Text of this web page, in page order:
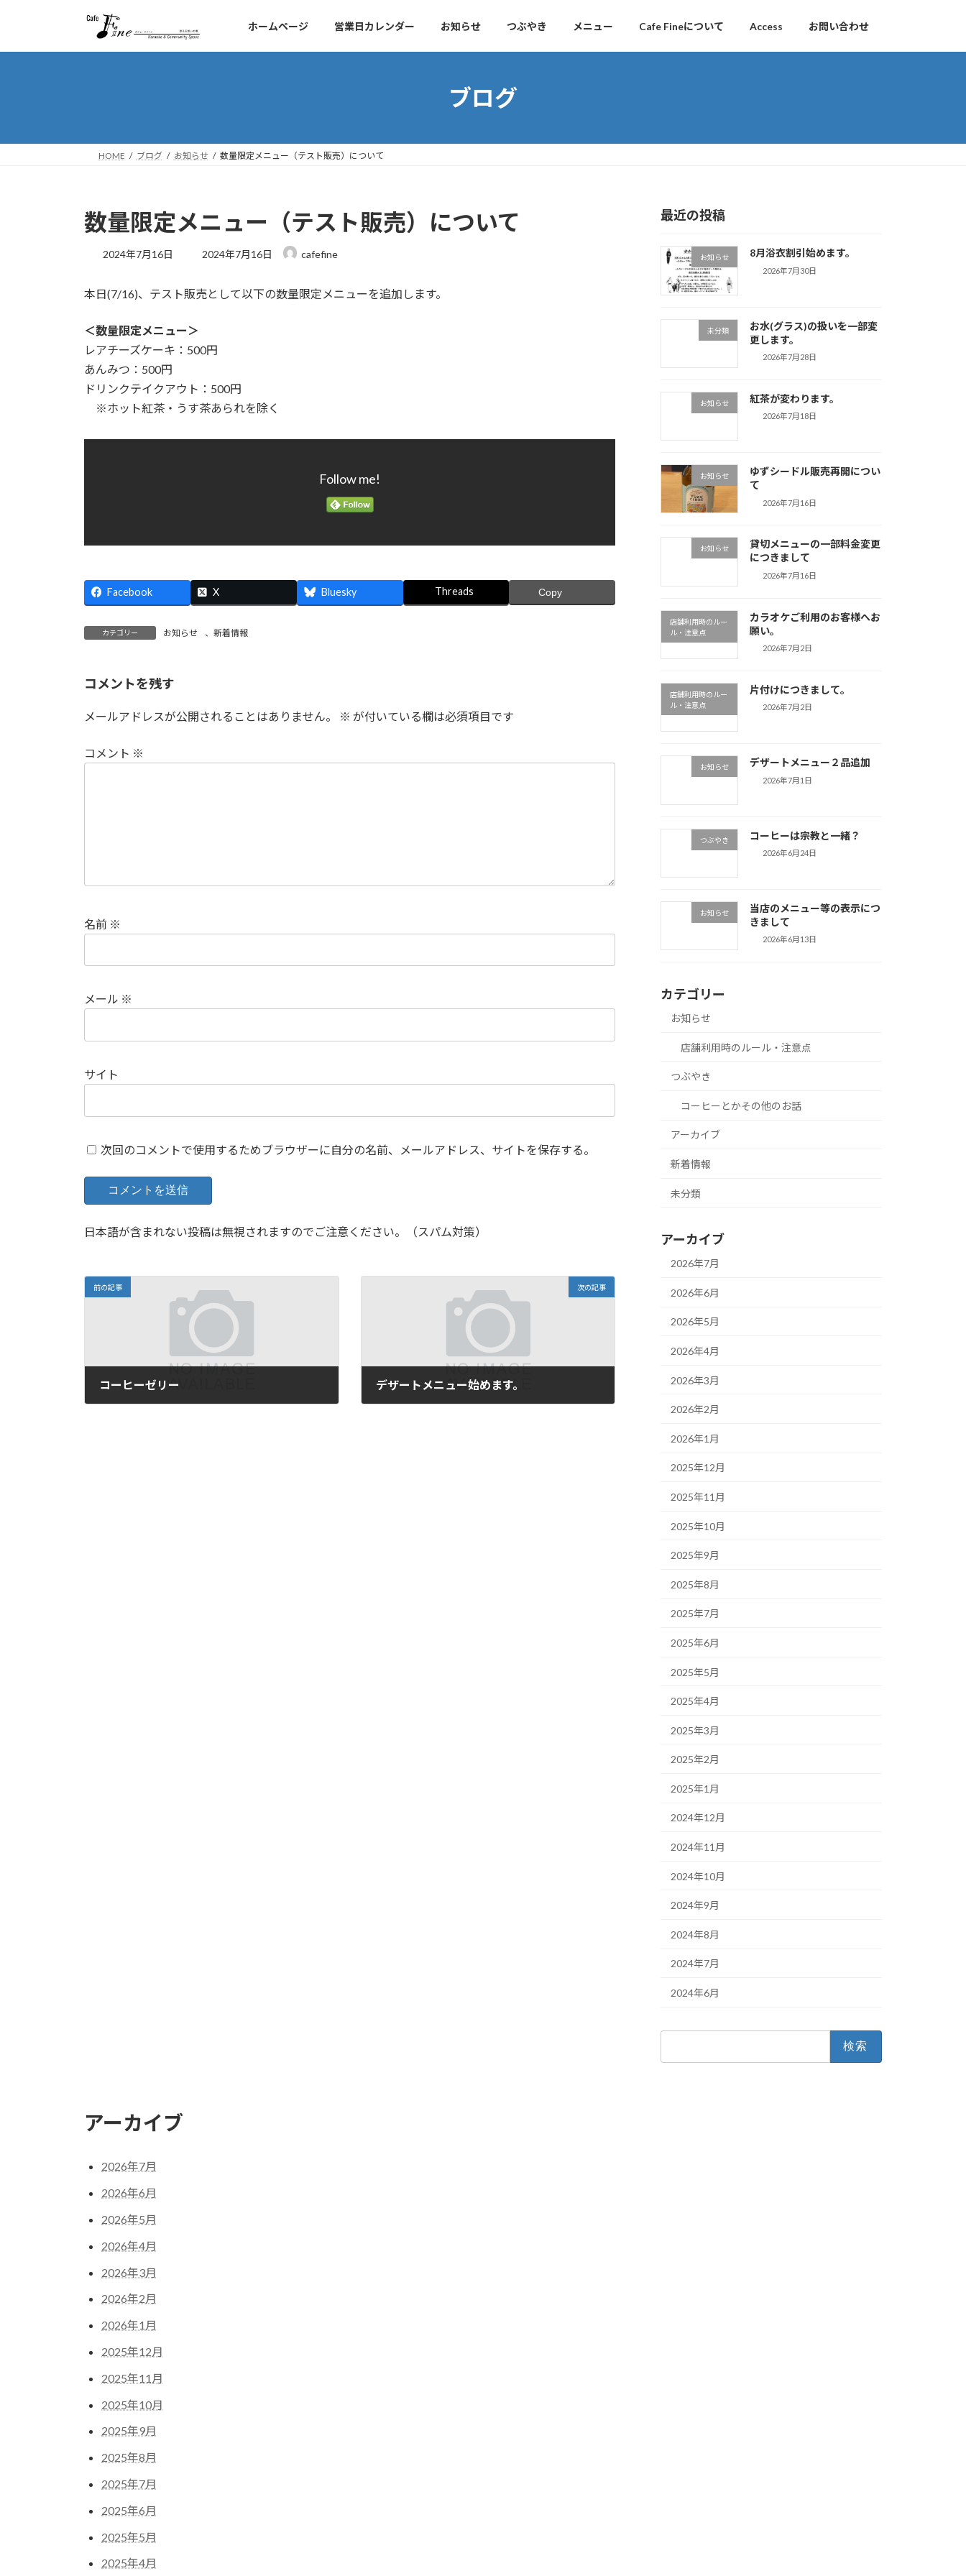
ッ
移
ホームページ 営業日カレンダー お知らせ つぶやき メニュー Cafe Fineについて Access お問い合わせ
ブログ
HOME ブログ お知らせ 数量限定メニュー（テスト販売）について
数量限定メニュー（テスト販売）について
2024年7月16日
最
新
2024年7月16日 cafefine
本日(7/16)、テスト販売として以下の数量限定メニューを追加します。
＜数量限定メニュー＞
レアチーズケーキ：500円
あんみつ：500円
ドリンクテイクアウト：500円
※ホット紅茶・うす茶あられを除く
Follow me!
Facebook X Bluesky Threads Copy
カテゴリー お知らせ 、 新着情報
コメントを残す
メールアドレスが公開されることはありません。 ※ が付いている欄は必須項目です
コメント ※
名前 ※
メール ※
サイト
次回のコメントで使用するためブラウザーに自分の名前、メールアドレス、サイトを保存する。
日本語が含まれない投稿は無視されますのでご注意ください。（スパム対策）
前の記事
コーヒーゼリー
次の記事
デザートメニュー始めます。
最近の投稿
お知らせ 8月浴衣割引始めます。
2026年7月30日
未分類
お水(グラス)の扱いを一部変
更します。
2026年7月28日
お知らせ 紅茶が変わります。
2026年7月18日
お知らせ
ゆずシードル販売再開につい
て
2026年7月16日
お知らせ
貸切メニューの一部料金変更
につきまして
2026年7月16日
店舗利用時のルー
ル・注意点
カラオケご利用のお客様へお
願い。
2026年7月2日
店舗利用時のルー
ル・注意点
片付けにつきまして。
2026年7月2日
お知らせ デザートメニュー２品追加
2026年7月1日
つぶやき コーヒーは宗教と一緒？
2026年6月24日
お知らせ
当店のメニュー等の表示につ
きまして
2026年6月13日
カテゴリー
お知らせ
店舗利用時のルール・注意点
つぶやき
コーヒーとかその他のお話
アーカイブ
新着情報
未分類
アーカイブ
2026年7月
2026年6月
2026年5月
2026年4月
2026年3月
2026年2月
2026年1月
2025年12月
2025年11月
2025年10月
2025年9月
2025年8月
2025年7月
2025年6月
2025年5月
2025年4月
2025年3月
2025年2月
2025年1月
2024年12月
2024年11月
2024年10月
2024年9月
2024年8月
2024年7月
2024年6月
アーカイブ
2026年7月
2026年6月
2026年5月
2026年4月
2026年3月
2026年2月
2026年1月
2025年12月
2025年11月
2025年10月
2025年9月
2025年8月
2025年7月
2025年6月
2025年5月
2025年4月